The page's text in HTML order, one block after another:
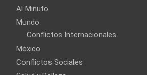
Al Minuto
Mundo
Conflictos Internacionales
México
Conflictos Sociales